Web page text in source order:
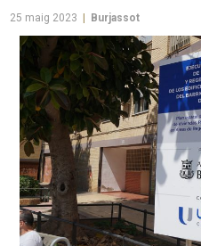
25 maig 2023 Burjassot